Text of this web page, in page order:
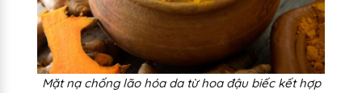
Mặt nạ chống lão hóa da từ hoa đậu biếc kết hợp